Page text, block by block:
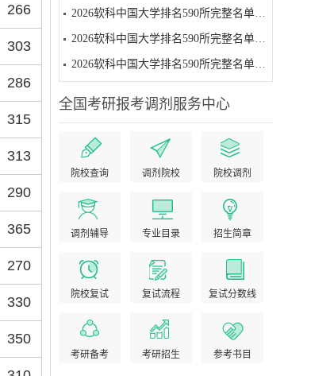
2026软科中国大学排名590所完整名单（501-590名）
2026软科中国大学排名590所完整名单（401-500名）
2026软科中国大学排名590所完整名单（301-400名）
全国考研报考调剂服务中心
院校查询 调剂院校 院校调剂
调剂辅导 专业目录 招生简章
院校复试 复试流程 复试分数线
考研备考 考研招生 参考书目
266
303
286
315
313
290
365
270
330
350